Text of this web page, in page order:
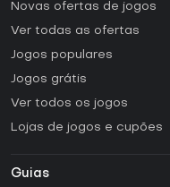
Novas ofertas de jogos
Ver todas as ofertas
Jogos populares
Jogos grátis
Ver todos os jogos
Lojas de jogos e cupões
Guias